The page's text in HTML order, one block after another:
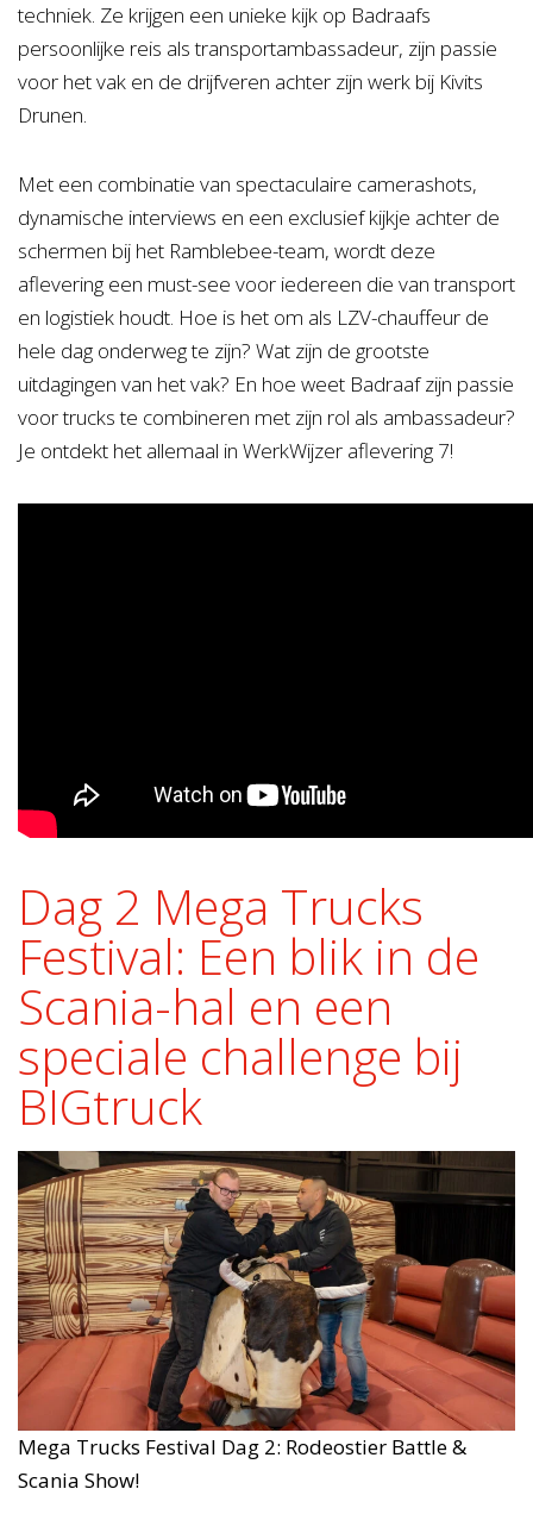
techniek. Ze krijgen een unieke kijk op Badraafs
persoonlijke reis als transportambassadeur, zijn passie
voor het vak en de drijfveren achter zijn werk bij Kivits
Drunen.
Met een combinatie van spectaculaire camerashots,
dynamische interviews en een exclusief kijkje achter de
schermen bij het Ramblebee-team, wordt deze
aflevering een must-see voor iedereen die van transport
en logistiek houdt. Hoe is het om als LZV-chauffeur de
hele dag onderweg te zijn? Wat zijn de grootste
uitdagingen van het vak? En hoe weet Badraaf zijn passie
voor trucks te combineren met zijn rol als ambassadeur?
Je ontdekt het allemaal in WerkWijzer aflevering 7!
Dag 2 Mega Trucks
Festival: Een blik in de
Scania-hal en een
speciale challenge bij
BIGtruck
Mega Trucks Festival Dag 2: Rodeostier Battle &
Scania Show!